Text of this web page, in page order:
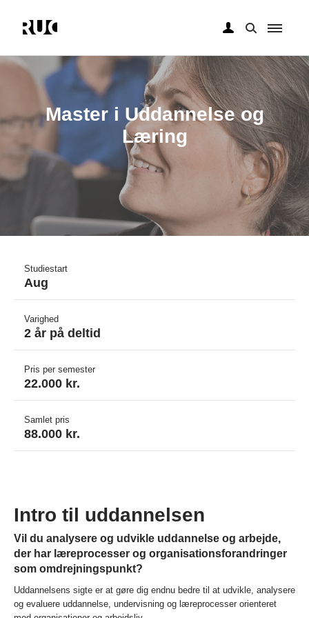
Gå
hovedindhold
Master i Uddannelse og
Læring
Studiestart
Aug
Varighed
2 år på deltid
Pris per semester
22.000 kr.
Samlet pris
88.000 kr.
Intro til uddannelsen
Vil du analysere og udvikle uddannelse og arbejde,
der har læreprocesser og organisationsforandringer
som omdrejningspunkt?
Uddannelsens sigte er at gøre dig endnu bedre til at udvikle, analysere
og evaluere uddannelse, undervisning og læreprocesser orienteret